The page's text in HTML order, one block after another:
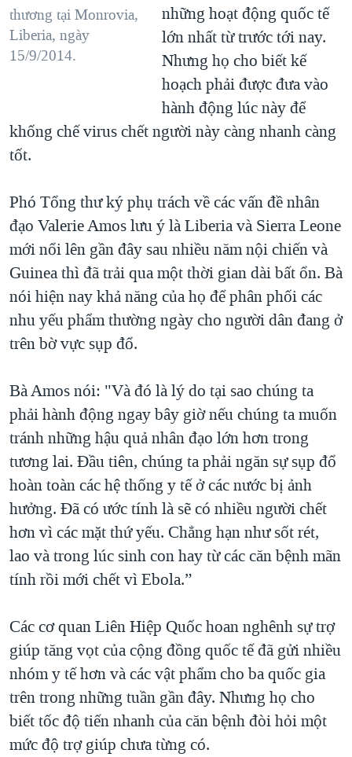
thương tại Monrovia,
Liberia, ngày
15/9/2014.
những hoạt động quốc tế
lớn nhất từ trước tới nay.
Nhưng họ cho biết kế
hoạch phải được đưa vào
hành động lúc này để
khống chế virus chết người này càng nhanh càng
tốt.
Phó Tổng thư ký phụ trách về các vấn đề nhân
đạo Valerie Amos lưu ý là Liberia và Sierra Leone
mới nổi lên gần đây sau nhiều năm nội chiến và
Guinea thì đã trải qua một thời gian dài bất ổn. Bà
nói hiện nay khả năng của họ để phân phối các
nhu yếu phẩm thường ngày cho người dân đang ở
trên bờ vực sụp đổ.
Bà Amos nói: "Và đó là lý do tại sao chúng ta
phải hành động ngay bây giờ nếu chúng ta muốn
tránh những hậu quả nhân đạo lớn hơn trong
tương lai. Đầu tiên, chúng ta phải ngăn sự sụp đổ
hoàn toàn các hệ thống y tế ở các nước bị ảnh
hưởng. Đã có ước tính là sẽ có nhiều người chết
hơn vì các mặt thứ yếu. Chẳng hạn như sốt rét,
lao và trong lúc sinh con hay từ các căn bệnh mãn
tính rồi mới chết vì Ebola.”
Các cơ quan Liên Hiệp Quốc hoan nghênh sự trợ
giúp tăng vọt của cộng đồng quốc tế đã gửi nhiều
nhóm y tế hơn và các vật phẩm cho ba quốc gia
trên trong những tuần gần đây. Nhưng họ cho
biết tốc độ tiến nhanh của căn bệnh đòi hỏi một
mức độ trợ giúp chưa từng có.